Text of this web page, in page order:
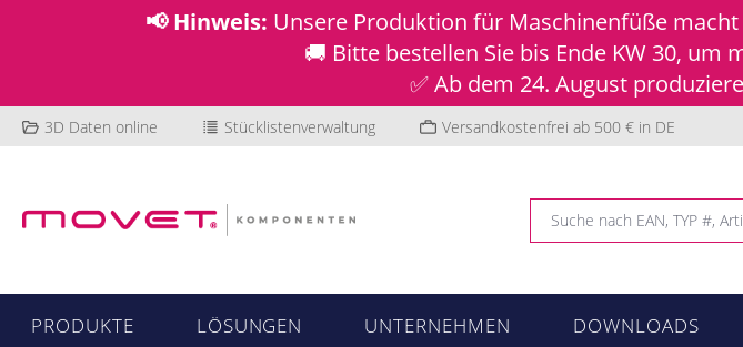
📢 Hinweis: Unsere Produktion für Maschinenfüße macht
🚚 Bitte bestellen Sie bis Ende KW 30,
✅ Ab dem 24. August
3D Daten online Stücklistenverwaltung Versandkostenfrei ab 500 € in DE
PRODUKTE LÖSUNGEN UNTERNEHMEN DOWNLOADS